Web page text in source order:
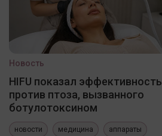
Новость
HIFU показал эффективность
против птоза, вызванного
ботулотоксином
новости медицина аппараты